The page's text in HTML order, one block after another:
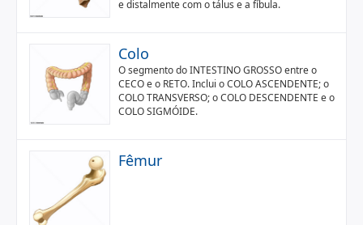
e distalmente com o tálus e a fíbula.
Colo
O segmento do INTESTINO GROSSO entre o
CECO e o RETO. Inclui o COLO ASCENDENTE; o
COLO TRANSVERSO; o COLO DESCENDENTE e o
COLO SIGMÓIDE.
Fêmur